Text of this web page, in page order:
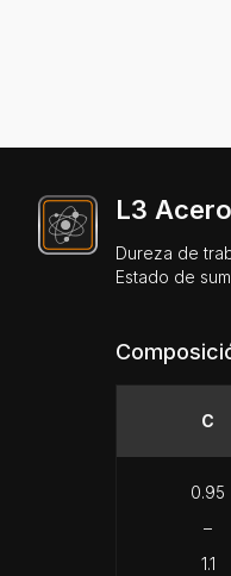
L3
Dureza de
Estado de
C
0.95
–
1.1